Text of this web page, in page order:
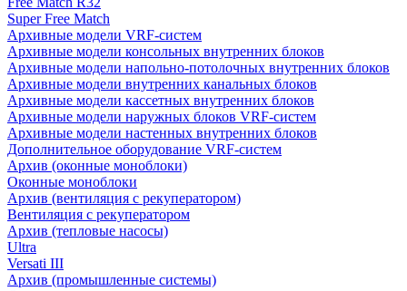
Super Free Match
Архивные модели VRF-систем
Архивные модели консольных внутренних блоков
Архивные модели напольно-потолочных внутренних блоков
Архивные модели внутренних канальных блоков
Архивные модели кассетных внутренних блоков
Архивные модели наружных блоков VRF-систем
Архивные модели настенных внутренних блоков
Дополнительное оборудование VRF-систем
Архив (оконные моноблоки)
Оконные моноблоки
Архив (вентиляция с рекуператором)
Вентиляция с рекуператором
Архив (тепловые насосы)
Ultra
Versati III
Архив (промышленные системы)